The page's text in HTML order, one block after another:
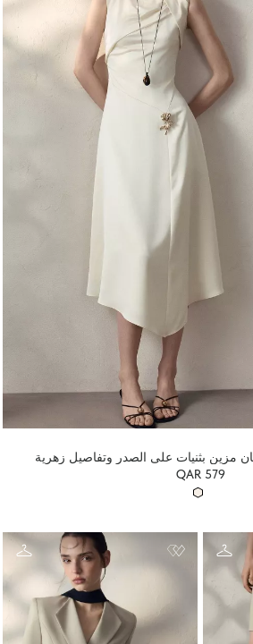
مزين بثنيات على الصدر وتفاصيل زهرية
QAR 579